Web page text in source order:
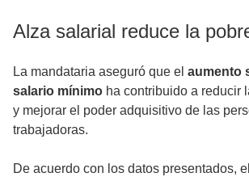
Alza salarial reduce la
La mandataria aseguró que el aumento
salario mínimo ha contribuido a reducir
y mejorar el poder adquisitivo de las
trabajadoras.
De acuerdo con los datos presentados,